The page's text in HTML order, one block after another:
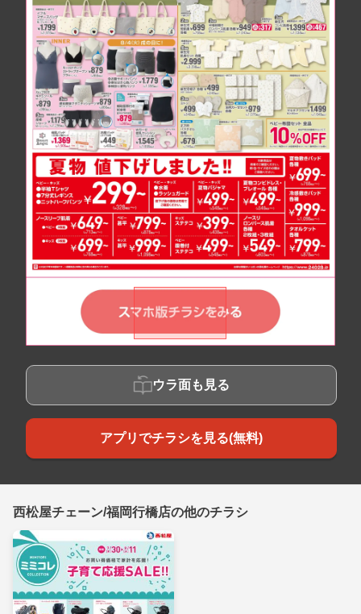
ウラ面も見る
アプリでチラシを見る(無料)
西松屋チェーン/福岡行橋店の他のチラシ